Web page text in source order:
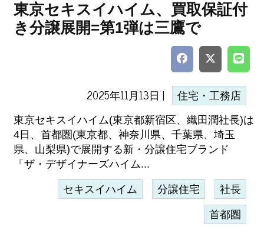
東京セキスイハイム、買取保証付
き分譲展開=第1弾は三鷹で
2025年11月13日 | 住宅・工務店
東京セキスイハイム(東京都新宿区、織田潤社長)は
4日、首都圏(東京都、神奈川県、千葉県、埼玉
県、山梨県)で展開する新・分譲住宅ブランド
「ザ・デザイナーズハイム...
セキスイハイム 分譲住宅 社長
首都圏